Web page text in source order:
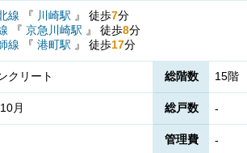
線 『 川崎駅 』 徒歩7分
『 京急川崎駅 』 徒歩8分
線
『 港町駅 』 徒歩17分
クリート 総階数 15階
月 総戸数 -
管理費 -